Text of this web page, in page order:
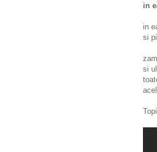
in
in
si
si